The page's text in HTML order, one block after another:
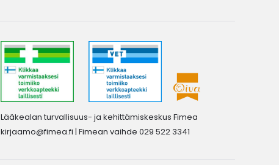
Lääkealan turvallisuus- ja kehittämiskeskus Fimea
kirjaamo@fimea.fi | Fimean vaihde 029 522 3341